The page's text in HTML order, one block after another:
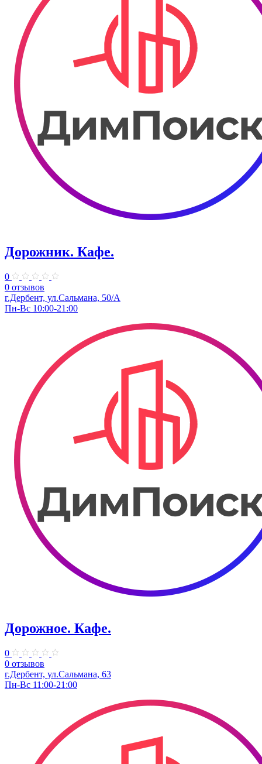
Дорожник. Кафе.
0
0 отзывов
г.Дербент, ул.Сальмана, 50/А
Пн-Вс 10:00-21:00
Дорожное. Кафе.
0
0 отзывов
г.Дербент, ул.Сальмана, 63
Пн-Вс 11:00-21:00